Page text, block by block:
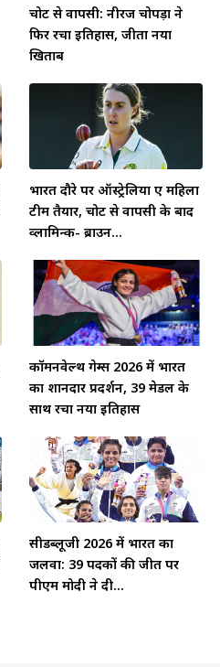
चोट से वापसी: नीरज चोपड़ा ने
फिर रचा इतिहास, जीता नया
खिताब
भारत दौरे पर ऑस्ट्रेलिया ए महिला
टीम तैयार, चोट से वापसी के बाद
व्लामिन्क- ब्राउन...
कॉमनवेल्थ गेम्स 2026 में भारत
का शानदार प्रदर्शन, 39 मेडल के
साथ रचा नया इतिहास
सीडब्लूजी 2026 में भारत का
जलवा: 39 पदकों की जीत पर
पीएम मोदी ने दी...